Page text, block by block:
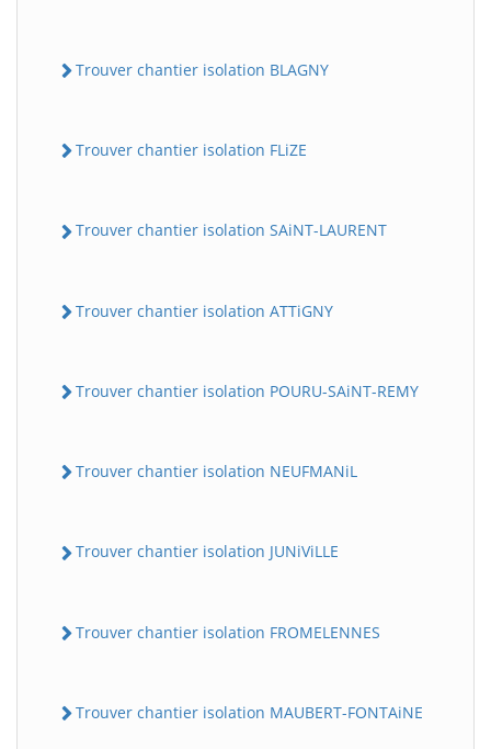
Trouver chantier isolation BLAGNY
Trouver chantier isolation FLiZE
Trouver chantier isolation SAiNT-LAURENT
Trouver chantier isolation ATTiGNY
Trouver chantier isolation POURU-SAiNT-REMY
Trouver chantier isolation NEUFMANiL
Trouver chantier isolation JUNiViLLE
Trouver chantier isolation FROMELENNES
Trouver chantier isolation MAUBERT-FONTAiNE